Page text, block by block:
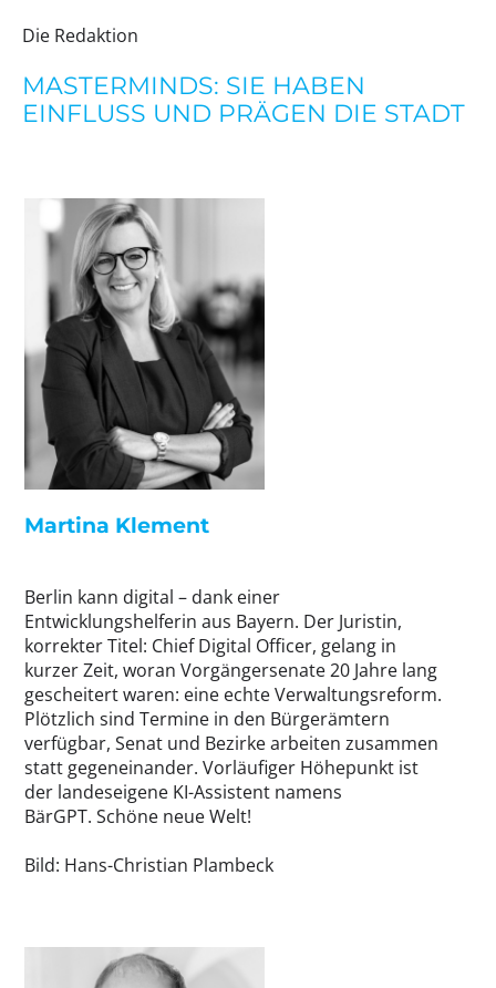
Die Redaktion
MASTERMINDS: SIE HABEN
EINFLUSS UND PRÄGEN DIE STADT
Martina Klement
Berlin kann digital – dank einer
Entwicklungshelferin aus Bayern. Der Juristin,
korrekter Titel: Chief Digital Officer, gelang in
kurzer Zeit, woran Vorgängersenate 20 Jahre lang
gescheitert waren: eine echte Verwaltungsreform.
Plötzlich sind Termine in den Bürgerämtern
verfügbar, Senat und Bezirke arbeiten zusammen
statt gegeneinander. Vorläufiger Höhepunkt ist
der landeseigene KI-Assistent namens
BärGPT. Schöne neue Welt!
Bild: Hans-Christian Plambeck